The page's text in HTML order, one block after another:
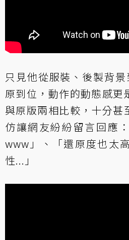
只見他從服裝、後製背
原到位，動作的動態感更
與原版兩相比較，十分甚
仿讓網友紛紛留言回應
www」、「還原度也太
性...」